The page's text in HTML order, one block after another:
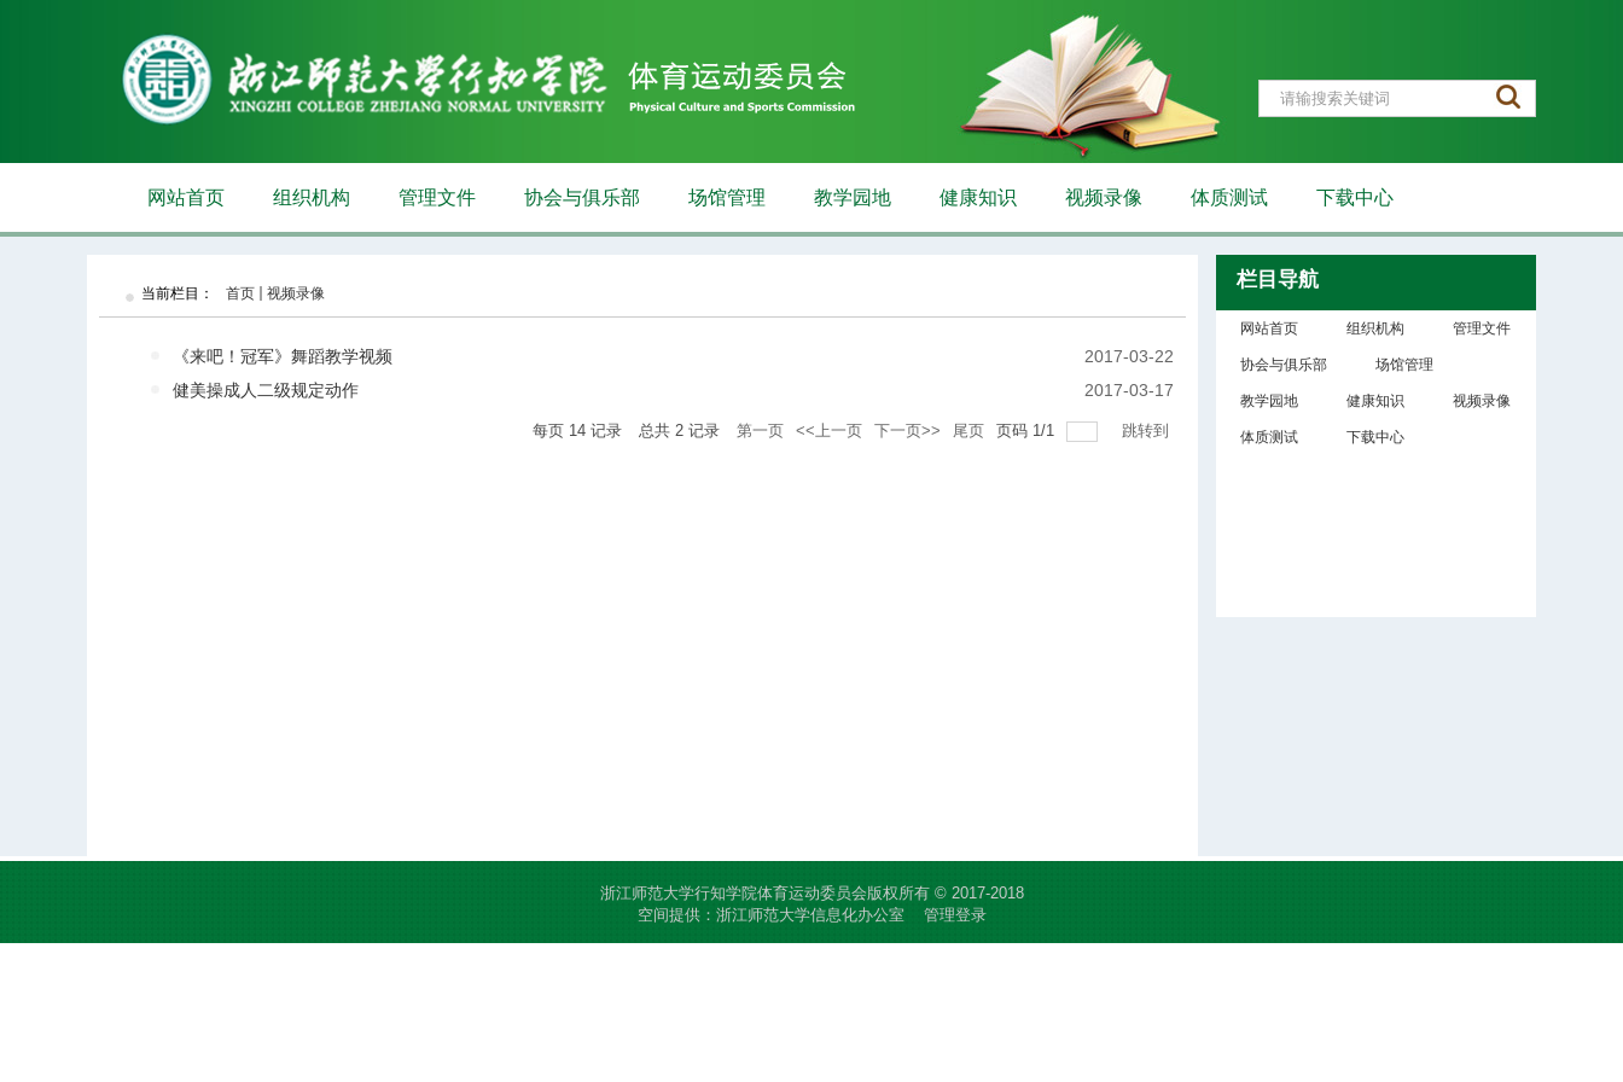
网站首页 组织机构 管理文件 协会与俱乐部 场馆管理 教学园地 健康知识 视频录像 体质测试 下载中心
当前栏目： 首页 视频录像
《来吧！冠军》舞蹈教学视频
2017-03-22
健美操成人二级规定动作
2017-03-17
每页 14 记录 总共 2 记录 第一页 <<上一页 下一页>> 尾页 页码 1/1 跳转到
栏目导航
网站首页 组织机构 管理文件
协会与俱乐部 场馆管理
教学园地 健康知识 视频录像
体质测试 下载中心
浙江师范大学行知学院体育运动委员会版权所有 © 2017-2018
空间提供：浙江师范大学信息化办公室 管理登录